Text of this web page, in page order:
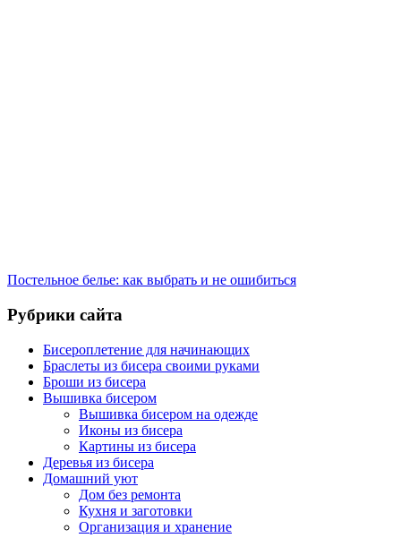
Постельное белье: как выбрать и не ошибиться
Рубрики сайта
Бисероплетение для начинающих
Браслеты из бисера своими руками
Броши из бисера
Вышивка бисером
Вышивка бисером на одежде
Иконы из бисера
Картины из бисера
Деревья из бисера
Домашний уют
Дом без ремонта
Кухня и заготовки
Организация и хранение